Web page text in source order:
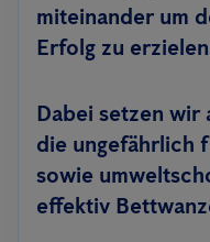
miteinander um
Erfolg zu
Dabei setzen wir
die ungefährlich
sowie
effektiv